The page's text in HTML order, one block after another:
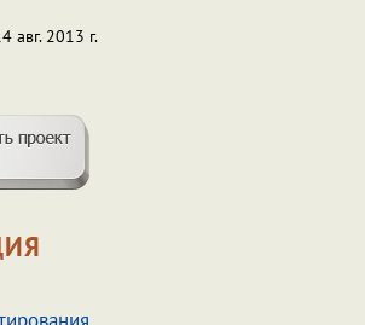
авг. 2013 г.